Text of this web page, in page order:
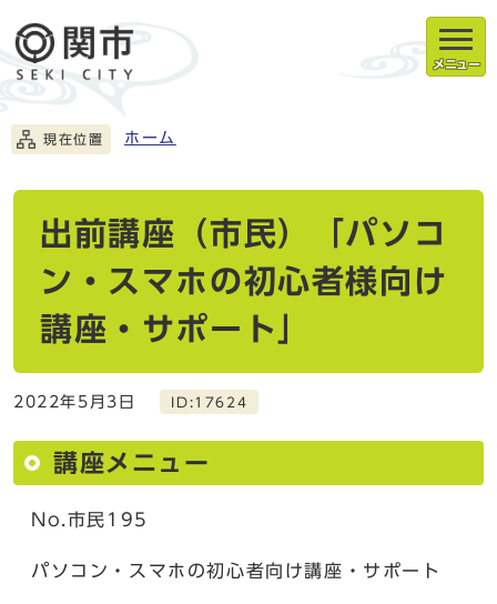
メニュー
現在位置 ホーム
出前講座（市民）「パソコ
ン・スマホの初心者様向け
講座・サポート」
2022年5月3日 ID:17624
講座メニュー
No.市民195
パソコン・スマホの初心者向け講座・サポート